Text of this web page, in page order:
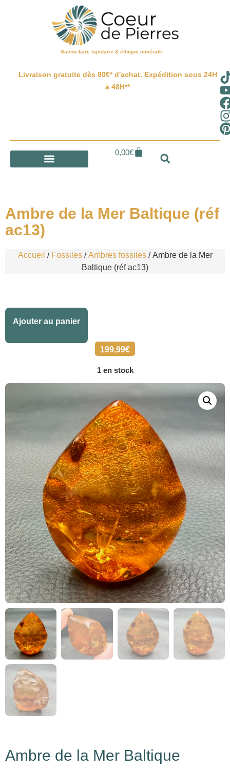
Savoir-faire lapidaire & éthique minérale
Livraison gratuite dès 80€* d'achat. Expédition sous 24H
à 48H**
0,00€
Ambre de la Mer Baltique (réf
ac13)
Accueil / Fossiles/Ambres fossiles/ Ambre de la Mer
Baltique (réf ac13)
Ambre de la Mer Baltique
199,99€
1 en stock
Ajouter au panier